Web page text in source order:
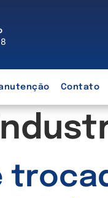
Contato